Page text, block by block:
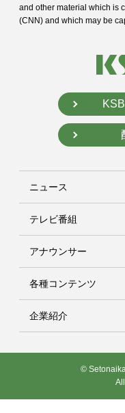
and other material which is
(CNN) and which may be
ニュース
テレビ番組
アナウンサー
各種コンテンツ
企業紹介
©